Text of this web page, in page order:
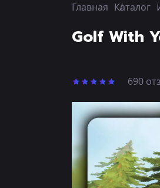
Главная Каталог
Golf With
690